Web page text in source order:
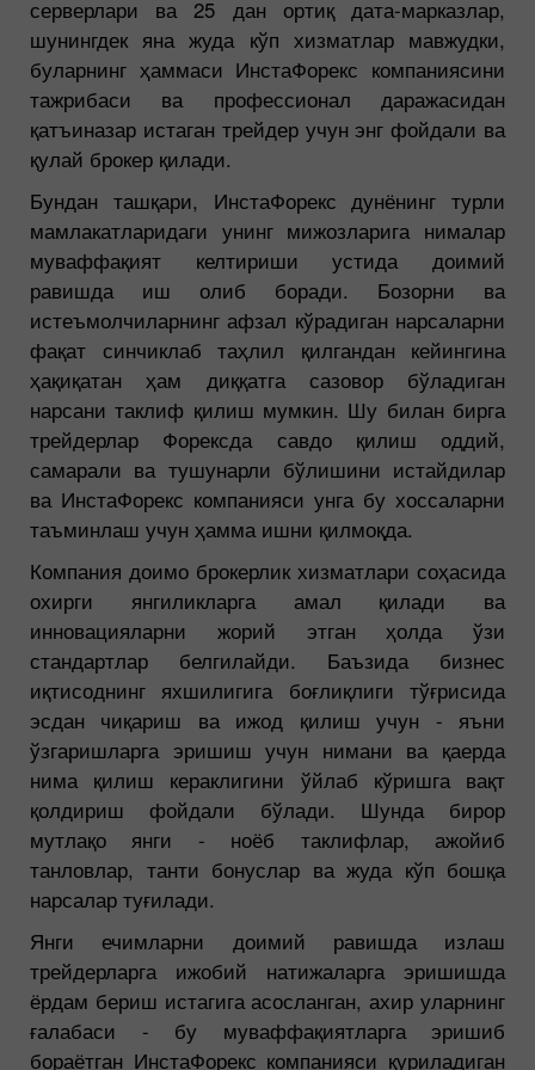
серверлари ва 25 дан ортиқ дата-марказлар,
шунингдек яна жуда кўп хизматлар мавжудки,
буларнинг ҳаммаси ИнстаФорекс компаниясини
тажрибаси ва профессионал даражасидан
қатъиназар истаган трейдер учун энг фойдали ва
қулай брокер қилади.
Бундан ташқари, ИнстаФорекс дунёнинг турли
мамлакатларидаги унинг мижозларига нималар
муваффақият келтириши устида доимий
равишда иш олиб боради. Бозорни ва
истеъмолчиларнинг афзал кўрадиган нарсаларни
фақат синчиклаб таҳлил қилгандан кейингина
ҳақиқатан ҳам диққатга сазовор бўладиган
нарсани таклиф қилиш мумкин. Шу билан бирга
трейдерлар Форексда савдо қилиш оддий,
самарали ва тушунарли бўлишини истайдилар
ва ИнстаФорекс компанияси унга бу хоссаларни
таъминлаш учун ҳамма ишни қилмоқда.
Компания доимо брокерлик хизматлари соҳасида
охирги янгиликларга амал қилади ва
инновацияларни жорий этган ҳолда ўзи
стандартлар белгилайди. Баъзида бизнес
иқтисоднинг яхшилигига боғлиқлиги тўғрисида
эсдан чиқариш ва ижод қилиш учун - яъни
ўзгаришларга эришиш учун нимани ва қаерда
нима қилиш кераклигини ўйлаб кўришга вақт
қолдириш фойдали бўлади. Шунда бирор
мутлақо янги - ноёб таклифлар, ажойиб
танловлар, танти бонуслар ва жуда кўп бошқа
нарсалар туғилади.
Янги ечимларни доимий равишда излаш
трейдерларга ижобий натижаларга эришишда
ёрдам бериш истагига асосланган, ахир уларнинг
ғалабаси - бу муваффақиятларга эришиб
бораётган ИнстаФорекс компанияси қуриладиган